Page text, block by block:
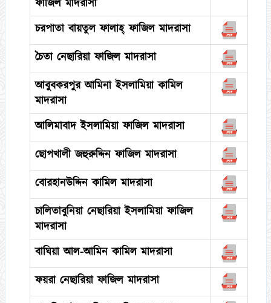
ফাজিল মাদরাসা
চরপাতা বায়তুল ফালাহ্ ফাজিল মাদরাসা
চৈতা নেছারিয়া ফাজিল মাদরাসা
আবুবকরপুর আমিনা ইসলামিয়া কামিল
মাদরাসা
আলিমাবাদ ইসলামিয়া ফাজিল মাদরাসা
ছোপখালী জহুরুদ্দিন ফাজিল মাদরাসা
বোরহানউদ্দিন কামিল মাদরাসা
চালিতাবুনিয়া নেছারিয়া ইসলামিয়া ফাজিল
মাদরাসা
বাঘিয়া আল-আমিন কামিল মাদরাসা
ফয়রা নেছারিয়া ফাজিল মাদরাসা